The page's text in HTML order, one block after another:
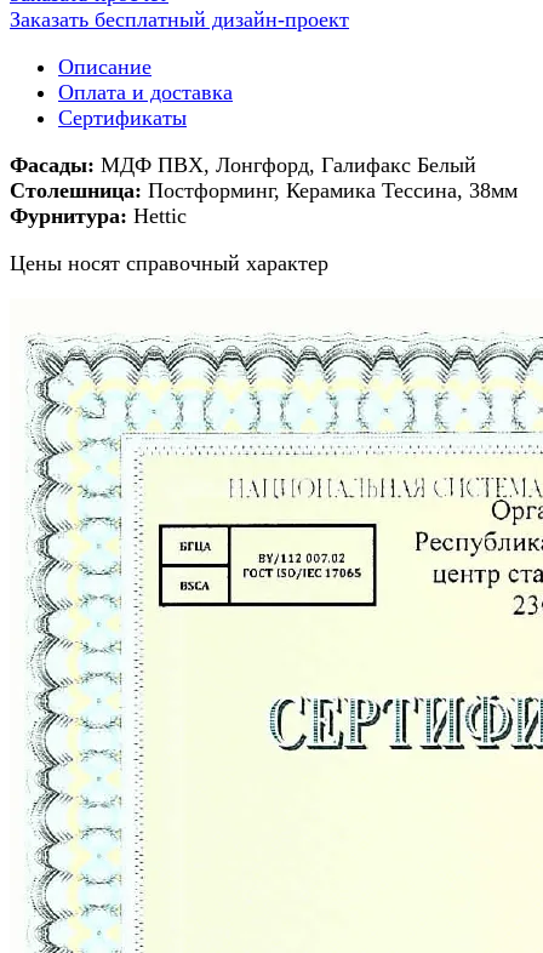
Заказать бесплатный дизайн-проект
Описание
Оплата и доставка
Сертификаты
Фасады: МДФ ПВХ, Лонгфорд, Галифакс Белый
Столешница: Постформинг, Керамика Тессина, 38мм
Фурнитура: Hettic
Цены носят справочный характер